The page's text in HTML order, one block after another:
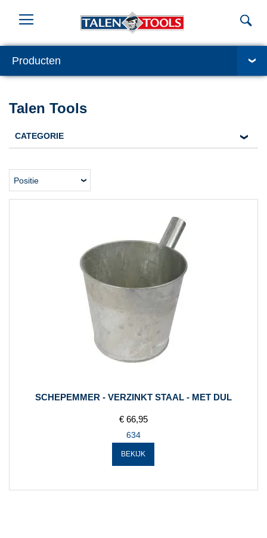
Producten
Talen Tools
SCHEPEMMER - VERZINKT STAAL - MET DUL
€ 66,95
634
BEKIJK
CATEGORIE